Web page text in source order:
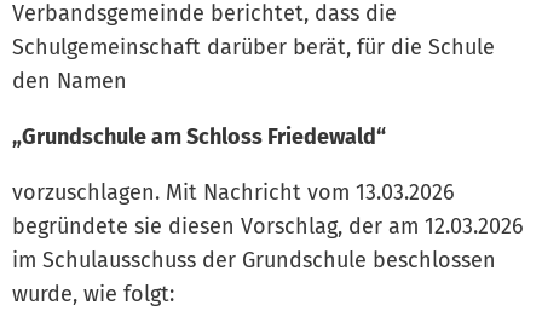
Verbandsgemeinde berichtet, dass die
Schulgemeinschaft darüber berät, für die Schule
den Namen
„Grundschule am Schloss Friedewald“
vorzuschlagen. Mit Nachricht vom 13.03.2026
begründete sie diesen Vorschlag, der am 12.03.2026
im Schulausschuss der Grundschule beschlossen
wurde, wie folgt: